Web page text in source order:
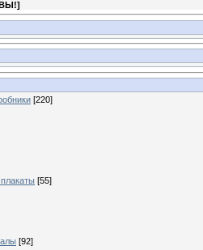
]
[220]
[55]
[92]